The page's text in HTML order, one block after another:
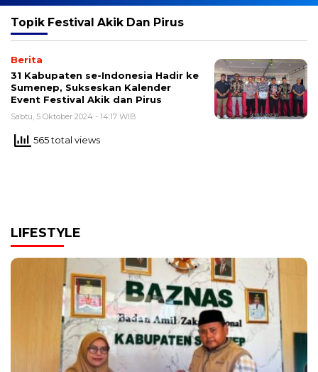
Topik Festival Akik Dan Pirus
Berita
31 Kabupaten se-Indonesia Hadir ke
Sumenep, Sukseskan Kalender
Event Festival Akik dan Pirus
Sabtu, 5 Oktober 2024 - 14:17 WIB
565 total views
LIFESTYLE